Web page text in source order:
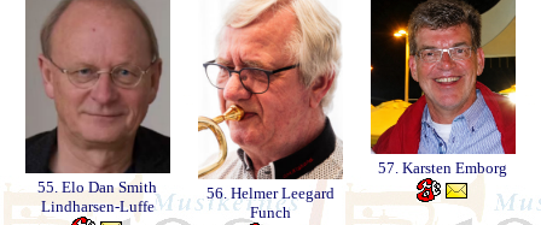
55. Elo Dan Smith
Lindharsen-Luffe
56. Helmer Leegard
Funch
57. Karsten Emborg